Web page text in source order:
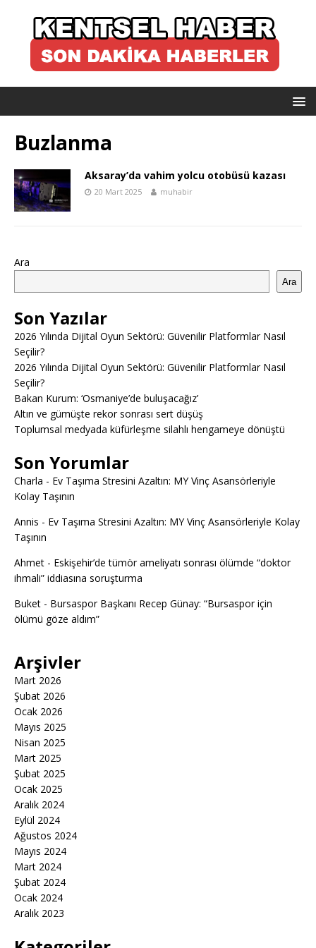
Buzlanma
Aksaray’da vahim yolcu otobüsü kazası
20 Mart 2025 muhabir
Ara
Ara
Son Yazılar
2026 Yılında Dijital Oyun Sektörü: Güvenilir Platformlar Nasıl
Seçilir?
2026 Yılında Dijital Oyun Sektörü: Güvenilir Platformlar Nasıl
Seçilir?
Bakan Kurum: ‘Osmaniye’de buluşacağız’
Altın ve gümüşte rekor sonrası sert düşüş
Toplumsal medyada küfürleşme silahlı hengameye dönüştü
Son Yorumlar
Charla - Ev Taşıma Stresini Azaltın: MY Vinç Asansörleriyle
Kolay Taşının
Annis - Ev Taşıma Stresini Azaltın: MY Vinç Asansörleriyle Kolay
Taşının
Ahmet - Eskişehir’de tümör ameliyatı sonrası ölümde “doktor
ihmali” iddiasına soruşturma
Buket - Bursaspor Başkanı Recep Günay: “Bursaspor için
ölümü göze aldım”
Arşivler
Mart 2026
Şubat 2026
Ocak 2026
Mayıs 2025
Nisan 2025
Mart 2025
Şubat 2025
Ocak 2025
Aralık 2024
Eylül 2024
Ağustos 2024
Mayıs 2024
Mart 2024
Şubat 2024
Ocak 2024
Aralık 2023